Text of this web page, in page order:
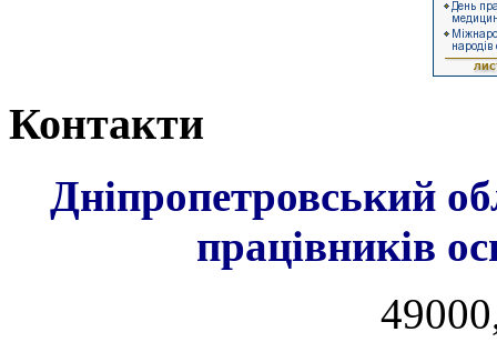
Контакти
Дніпропетровський
працівників